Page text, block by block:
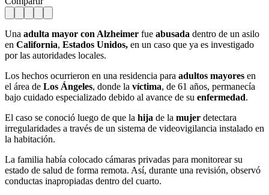
Una adulta mayor con Alzheimer fue abusada dentro de un asilo
en California, Estados Unidos, en un caso que ya es investigado
por las autoridades locales.
Los hechos ocurrieron en una residencia para adultos mayores en
el área de Los Ángeles, donde la víctima, de 61 años, permanecía
bajo cuidado especializado debido al avance de su enfermedad.
El caso se conoció luego de que la hija de la mujer detectara
irregularidades a través de un sistema de videovigilancia instalado en
la habitación.
La familia había colocado cámaras privadas para monitorear su
estado de salud de forma remota. Así, durante una revisión, observó
conductas inapropiadas dentro del cuarto.